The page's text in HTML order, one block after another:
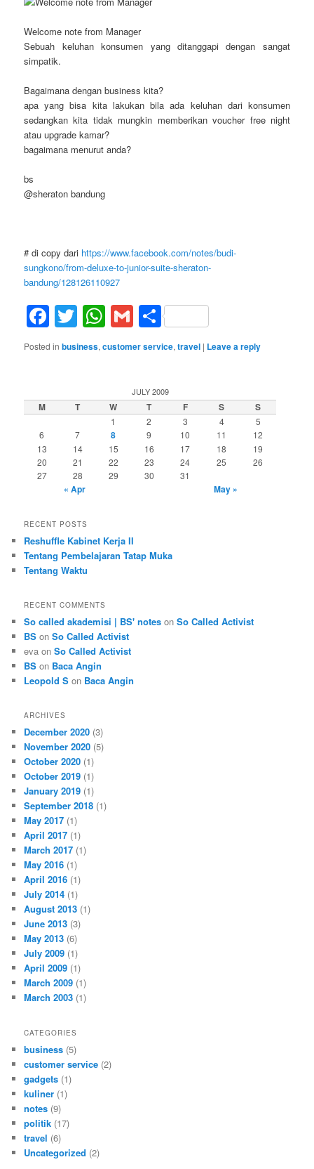
Welcome note from Manager
Sebuah keluhan konsumen yang ditanggapi dengan sangat
simpatik.
Bagaimana dengan business kita?
apa yang bisa kita lakukan bila ada keluhan dari konsumen
sedangkan kita tidak mungkin memberikan voucher free night
atau upgrade kamar?
bagaimana menurut anda?
bs
@sheraton bandung
# di copy dari https://www.facebook.com/notes/budi-
sungkono/from-deluxe-to-junior-suite-sheraton-
bandung/128126110927
Facebook
Twitter
WhatsApp
Gmail
Share
Posted in business,customer service,travel | Leave a reply
JULY 2009
M T W T F S S
1 2 3 4
5
6
7 8 9 10 11
12
13
14 15 16 17 18
19
20
21 22 23 24 25
26
27
28 29 30 31
« Apr May »
RECENT POSTS
Reshuffle Kabinet Kerja II
Tentang Pembelajaran Tatap Muka
Tentang Waktu
RECENT COMMENTS
So called akademisi | BS' notes onSo Called Activist
BS onSo Called Activist
eva onSo Called Activist
BS on Baca Angin
Leopold S on Baca Angin
ARCHIVES
December 2020 (3)
November 2020 (5)
October 2020 (1)
October 2019 (1)
January 2019 (1)
September 2018 (1)
May 2017 (1)
April 2017 (1)
March 2017 (1)
May 2016 (1)
April 2016 (1)
July 2014 (1)
August 2013 (1)
June 2013 (3)
May 2013 (6)
July 2009 (1)
April 2009 (1)
March 2009 (1)
March 2003 (1)
CATEGORIES
business (5)
customer service (2)
gadgets (1)
kuliner (1)
notes (9)
politik (17)
travel (6)
Uncategorized (2)